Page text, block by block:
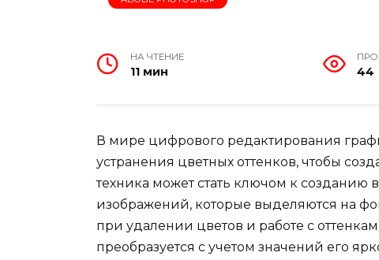
НА ЧТЕНИЕ
11 мин 44
В мире цифрового редактирования
устранения цветных оттенков, чтобы
техника может стать ключом к созданию
изображений, которые выделяются на
при удалении цветов и работе с
преобразуется с учетом значений его